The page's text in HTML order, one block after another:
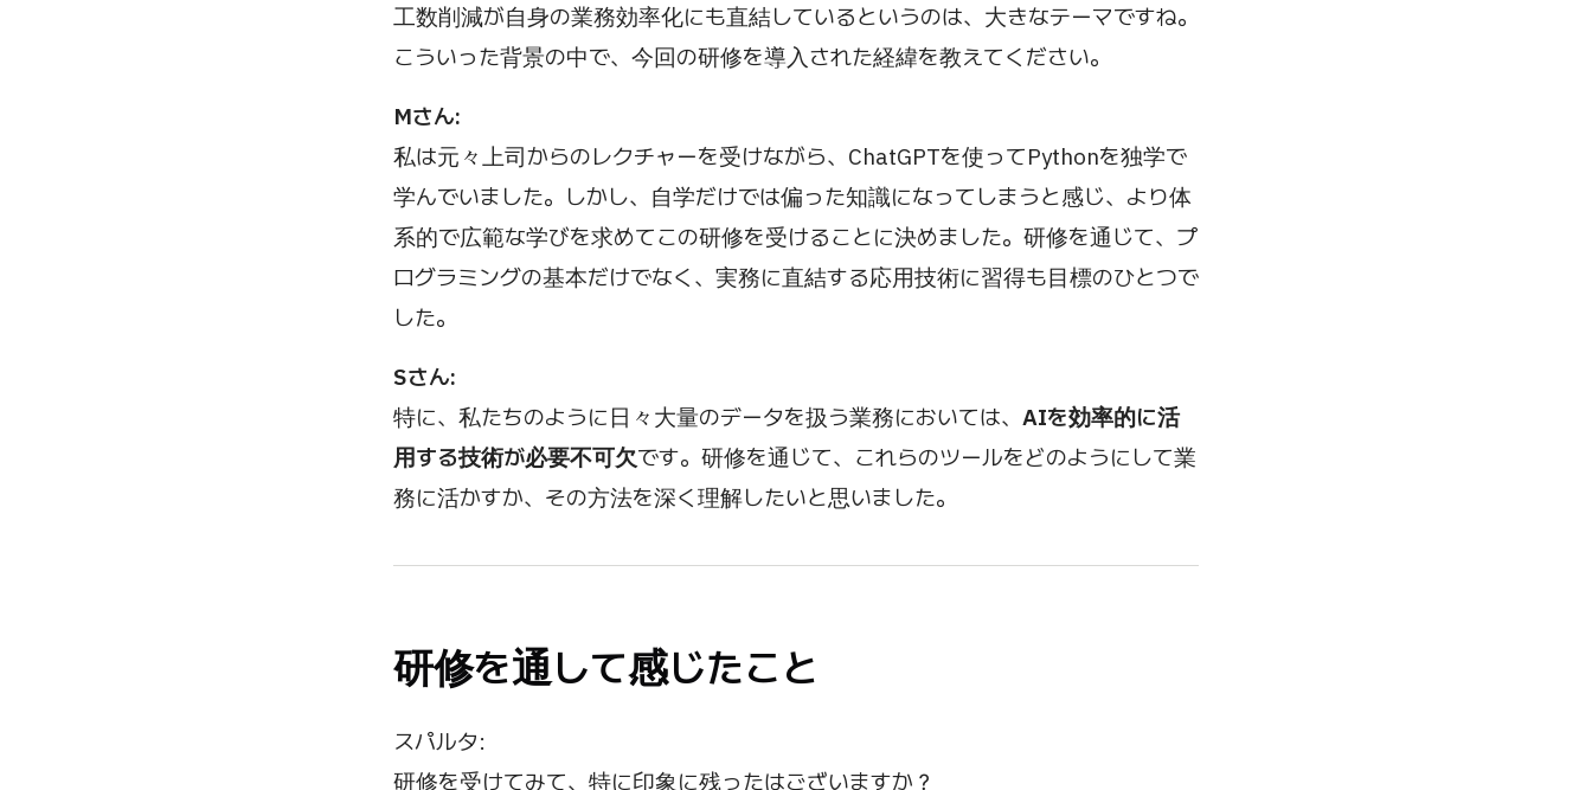
工数削減が自身の業務効率化にも直結しているというのは、大きなテーマですね。
こういった背景の中で、今回の研修を導入された経緯を教えてください。
Mさん:
私は元々上司からのレクチャーを受けながら、ChatGPTを使ってPythonを独学で
学んでいました。しかし、自学だけでは偏った知識になってしまうと感じ、より体
系的で広範な学びを求めてこの研修を受けることに決めました。研修を通じて、プ
ログラミングの基本だけでなく、実務に直結する応用技術に習得も目標のひとつで
した。
Sさん:
特に、私たちのように日々大量のデータを扱う業務においては、 AIを効率的に活
用する技術が必要不可欠です。研修を通じて、これらのツールをどのようにして業
務に活かすか、その方法を深く理解したいと思いました。
研修を通して感じたこと
スパルタ:
研修を受けてみて、特に印象に残ったはございますか？